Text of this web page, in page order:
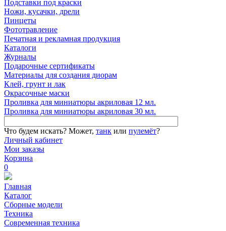
Подставки под краски
Ножи, кусачки, дрели
Пинцеты
Фототравление
Печатная и рекламная продукция
Каталоги
Журналы
Подарочные сертификаты
Материалы для создания диорам
Клей, грунт и лак
Окрасочные маски
Проливка для миниатюры акриловая 12 мл.
Проливка для миниатюры акриловая 30 мл.
Что будем искать? Может, танк или пулемёт?
Личный кабинет
Мои заказы
Корзина
0
Главная
Каталог
Сборные модели
Техника
Современная техника